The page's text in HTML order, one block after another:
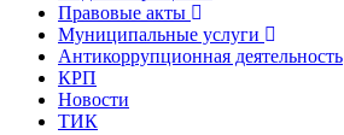
Правовые акты
Муниципальные услуги
Антикоррупционная деятельность
КРП
Новости
ТИК